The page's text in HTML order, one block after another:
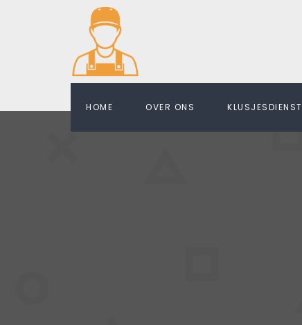
HOME OVER ONS KLUSJESDIENST